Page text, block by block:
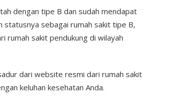
dengan tipe B dan sudah mendapat
sebagai rumah sakit tipe B,
rumah sakit pendukung di wilayah
dari website resmi dari rumah sakit
keluhan kesehatan Anda.